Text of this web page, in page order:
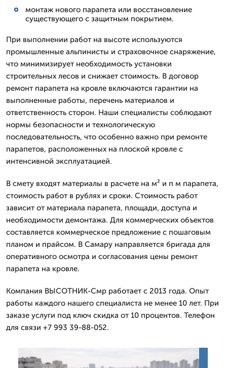
монтаж нового парапета или восстановление
существующего с защитным покрытием.
При выполнении работ на высоте используются
промышленные альпинисты и страховочное снаряжение,
что минимизирует необходимость установки
строительных лесов и снижает стоимость. В договор
ремонт парапета на кровле включаются гарантии на
выполненные работы, перечень материалов и
ответственность сторон. Наши специалисты соблюдают
нормы безопасности и технологическую
последовательность, что особенно важно при ремонте
парапетов, расположенных на плоской кровле с
интенсивной эксплуатацией.
В смету входят материалы в расчете на м² и п м парапета,
стоимость работ в рублях и сроки. Стоимость работ
зависит от материала парапета, площади, доступа и
необходимости демонтажа. Для коммерческих объектов
составляется коммерческое предложение с пошаговым
планом и прайсом. В Самару направляется бригада для
оперативного осмотра и согласования цены ремонт
парапета на кровле.
Компания ВЫСОТНИК-Смр работает с 2013 года. Опыт
работы каждого нашего специалиста не менее 10 лет. При
заказе услуги под ключ скидка от 10 процентов. Телефон
для связи +7 993 39-88-052.